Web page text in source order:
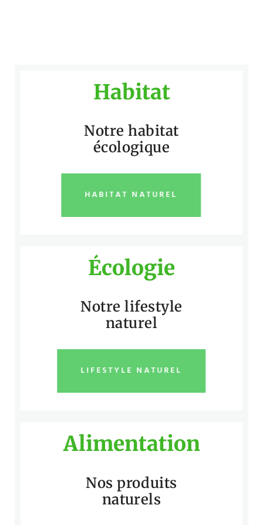
Habitat
Notre habitat
écologique
HABITAT NATUREL
Écologie
Notre lifestyle
naturel
LIFESTYLE NATUREL
Alimentation
Nos produits
naturels